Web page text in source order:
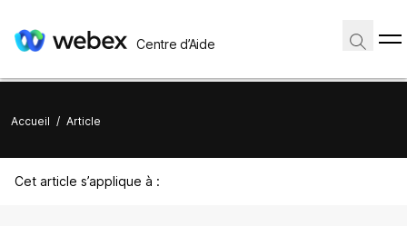
Centre d’Aide
Accueil / Article
Cet article s’applique à :